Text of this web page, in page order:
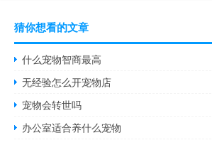
猜你想看的文章
什么宠物智商最高
无经验怎么开宠物店
宠物会转世吗
办公室适合养什么宠物